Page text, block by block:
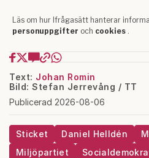
Text: Johan Romin
Bild: Stefan Jerrevång / TT
Publicerad 2026-08-06
Sticket Daniel Helldén
Miljöpartiet